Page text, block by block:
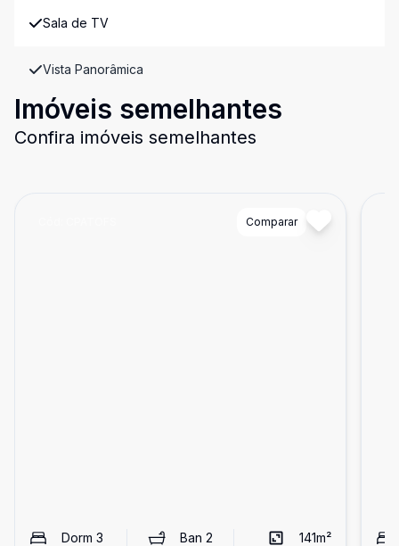
Sala de TV
Vista Panorâmica
Imóveis semelhantes
Confira imóveis semelhantes
Comparar
Dorm 3 Ban2 141m²